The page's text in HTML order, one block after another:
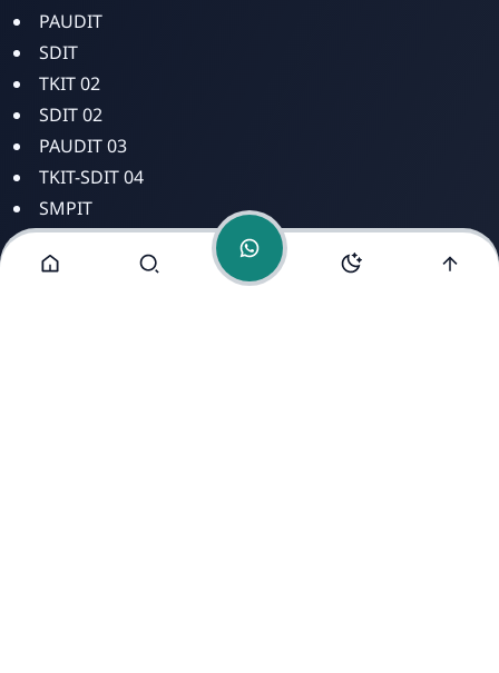
PAUDIT
SDIT
TKIT 02
SDIT 02
PAUDIT 03
TKIT-SDIT 04
SMPIT
SMAIT